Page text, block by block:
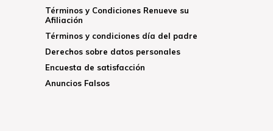
Términos y Condiciones Renueve su
Afiliación
Términos y condiciones día del padre
Derechos sobre datos personales
Encuesta de satisfacción
Anuncios Falsos